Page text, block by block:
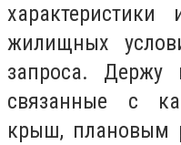
жилищных
запроса. Держу
связанные с
крыш, плановым